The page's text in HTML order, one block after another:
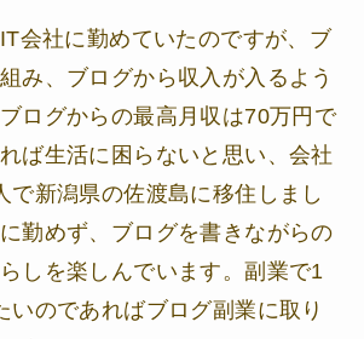
会社に勤めていたのですが、ブ
み、ブログから収入が入るよう
ログからの最高月収は70万円で
ば生活に困らないと思い、会社
で新潟県の佐渡島に移住しまし
勤めず、ブログを書きながらの
しを楽しんでいます。副業で1
いのであればブログ副業に取り